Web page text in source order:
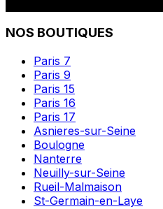
NOS BOUTIQUES
Paris 7
Paris 9
Paris 15
Paris 16
Paris 17
Asnieres-sur-Seine
Boulogne
Nanterre
Neuilly-sur-Seine
Rueil-Malmaison
St-Germain-en-Laye